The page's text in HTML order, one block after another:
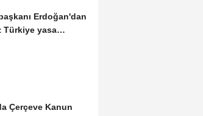
Erdoğan'dan
Türkiye yasa
Çerçeve Kanun